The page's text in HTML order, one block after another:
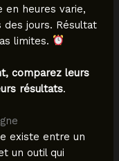
en heures varie,
jours. Résultat
limites.
comparez leurs
résultats.
existe entre un
un outil qui